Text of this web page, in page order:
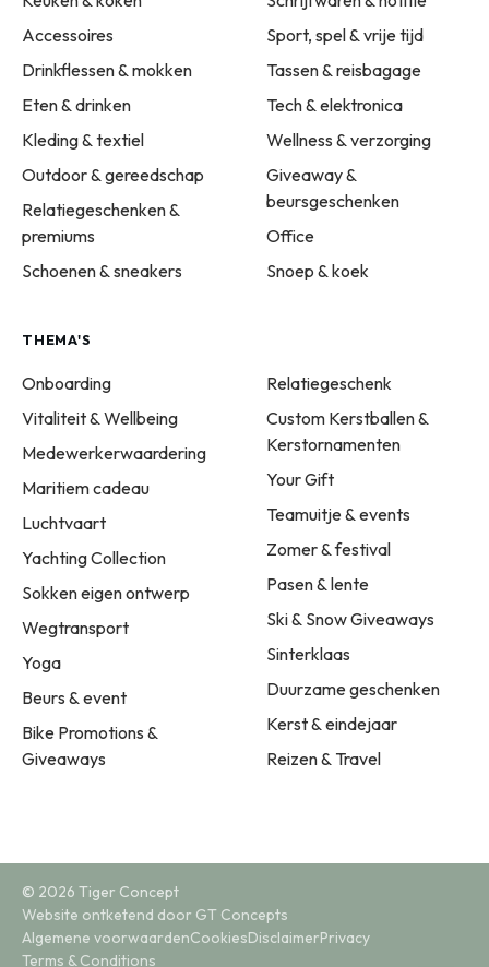
Accessoires
Drinkflessen & mokken
Eten & drinken
Kleding & textiel
Outdoor & gereedschap
Relatiegeschenken &
premiums
Schoenen & sneakers
Sport, spel & vrije tijd
Tassen & reisbagage
Tech & elektronica
Wellness & verzorging
Giveaway &
beursgeschenken
Office
Snoep & koek
THEMA'S
Onboarding
Vitaliteit & Wellbeing
Medewerkerwaardering
Maritiem cadeau
Luchtvaart
Yachting Collection
Sokken eigen ontwerp
Wegtransport
Yoga
Beurs & event
Bike Promotions &
Giveaways
Relatiegeschenk
Custom Kerstballen &
Kerstornamenten
Your Gift
Teamuitje & events
Zomer & festival
Pasen & lente
Ski & Snow Giveaways
Sinterklaas
Duurzame geschenken
Kerst & eindejaar
Reizen & Travel
© 2026 Tiger Concept
Website ontketend door GT Concepts
Algemene voorwaardenCookiesDisclaimerPrivacy
Terms & Conditions